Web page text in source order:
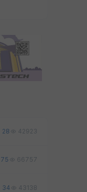
28 42923
75 66757
34 43138